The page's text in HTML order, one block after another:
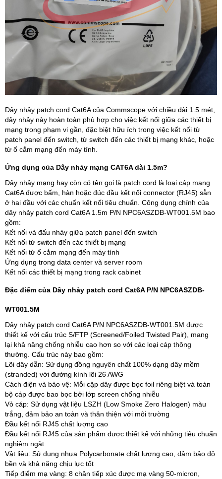
Dây nhảy patch cord Cat6A của Commscope với chiều dài 1.5 mét,
dây nhảy này hoàn toàn phù hợp cho việc kết nối giữa các thiết bị
mạng trong phạm vi gần, đặc biệt hữu ích trong việc kết nối từ
patch panel đến switch, từ switch đến các thiết bị mạng khác, hoặc
từ ổ cắm mạng đến máy tính.
Ứng dụng của Dây nhảy mạng CAT6A dài 1.5m?
Dây nhảy mạng hay còn có tên gọi là patch cord là loại cáp mạng
Cat6A được bấm, hàn hoặc đúc đầu kết nối connector (RJ45) sẵn
ở hai đầu với các chuẩn kết nối tiêu chuẩn. Công dụng chính của
dây nhảy patch cord Cat6A 1.5m P/N NPC6ASZDB-WT001.5M bao
gồm:
Kết nối và đấu nhảy giữa patch panel đến switch
Kết nối từ switch đến các thiết bị mạng
Kết nối từ ổ cắm mạng đến máy tính
Ứng dụng trong data center và server room
Kết nối các thiết bị mạng trong rack cabinet
Đặc điểm của Dây nhảy patch cord Cat6A P/N NPC6ASZDB-
WT001.5M
Dây nhảy patch cord Cat6A P/N NPC6ASZDB-WT001.5M được
thiết kế với cấu trúc S/FTP (Screened/Foiled Twisted Pair), mang
lại khả năng chống nhiễu cao hơn so với các loại cáp thông
thường. Cấu trúc này bao gồm:
Lõi dây dẫn: Sử dụng đồng nguyên chất 100% dạng dây mềm
(stranded) với đường kính lõi 26 AWG
Cách điện và bảo vệ: Mỗi cặp dây được bọc foil riêng biệt và toàn
bộ cáp được bao bọc bởi lớp screen chống nhiễu
Vỏ cáp: Sử dụng vật liệu LSZH (Low Smoke Zero Halogen) màu
trắng, đảm bảo an toàn và thân thiện với môi trường
Đầu kết nối RJ45 chất lượng cao
Đầu kết nối RJ45 của sản phẩm được thiết kế với những tiêu chuẩn
nghiêm ngặt:
Vật liệu: Sử dụng nhựa Polycarbonate chất lượng cao, đảm bảo độ
bền và khả năng chịu lực tốt
Tiếp điểm mạ vàng: 8 chân tiếp xúc được mạ vàng 50-micron,